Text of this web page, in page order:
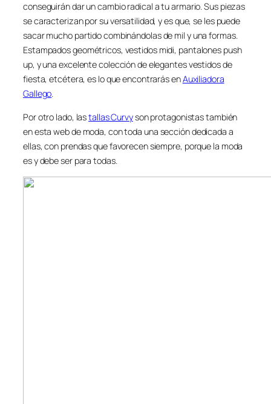
conseguirán dar un cambio radical a tu armario. Sus piezas
se caracterizan por su versatilidad, y es que, se les puede
sacar mucho partido combinándolas de mil y una formas.
Estampados geométricos, vestidos midi, pantalones push
up, y una excelente colección de elegantes vestidos de
fiesta, etcétera, es lo que encontrarás enAuxiliadora
Gallego.
Por otro lado, lastallas Curvyson protagonistas también
en esta web de moda, con toda una sección dedicada a
ellas, con prendas que favorecen siempre, porque la moda
es y debe ser para todas.